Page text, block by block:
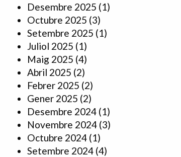
Desembre 2025 (1)
Octubre 2025 (3)
Setembre 2025 (1)
Juliol 2025 (1)
Maig 2025 (4)
Abril 2025 (2)
Febrer 2025 (2)
Gener 2025 (2)
Desembre 2024 (1)
Novembre 2024 (3)
Octubre 2024 (1)
Setembre 2024 (4)